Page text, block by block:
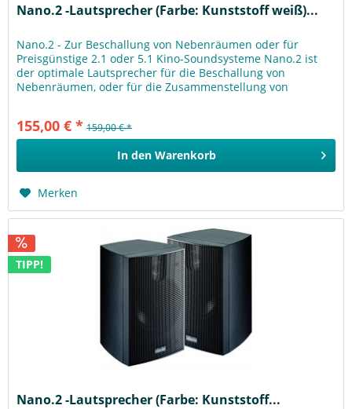
Nano.2 -Lautsprecher (Farbe: Kunststoff weiß)...
Nano.2 - Zur Beschallung von Nebenräumen oder für
Preisgünstige 2.1 oder 5.1 Kino-Soundsysteme Nano.2 ist
der optimale Lautsprecher für die Beschallung von
Nebenräumen, oder für die Zusammenstellung von
155,00 € * 159,00 € *
In den Warenkorb
Merken
TIPP!
Nano.2 -Lautsprecher (Farbe: Kunststoff...